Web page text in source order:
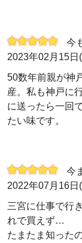
今
2023年02月15日
50数年前親が神
産。私も神戸に
に送ったら一回
たい味です。
今
2022年07月16日
三宮に仕事で行
れで買えず…
たまたま知った